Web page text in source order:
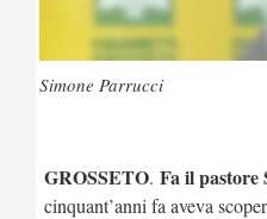
Simone Parrucci
GROSSETO. Fa il pastore
cinquant’anni fa aveva